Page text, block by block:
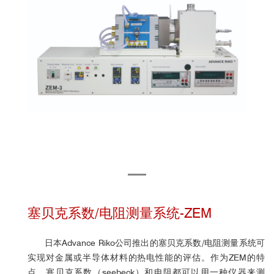
塞贝克系数/电阻测量系统-ZEM
日本Advance Riko公司推出的塞贝克系数/电阻测量系统可
实现对金属或半导体材料的热电性能的评估。作为ZEM的特